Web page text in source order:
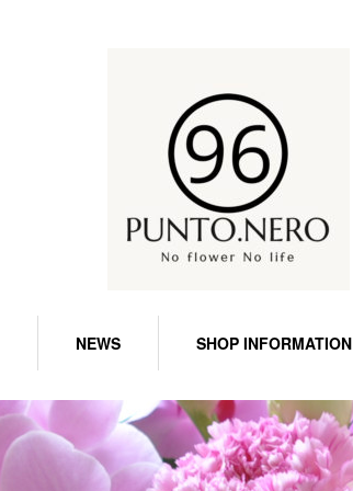
NEWS SHOP INFORMATION